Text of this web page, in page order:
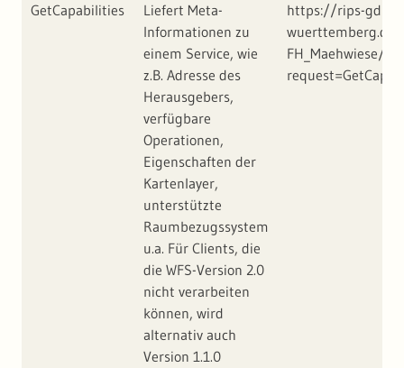
GetCapabilities
Liefert Meta-
Informationen zu
einem Service, wie
z.B. Adresse des
Herausgebers,
verfügbare
Operationen,
Eigenschaften der
Kartenlayer,
unterstützte
Raumbezugssystem
u.a. Für Clients, die
die WFS-Version 2.0
nicht verarbeiten
können, wird
alternativ auch
Version 1.1.0
https://rips-
FH_Maehwiese/